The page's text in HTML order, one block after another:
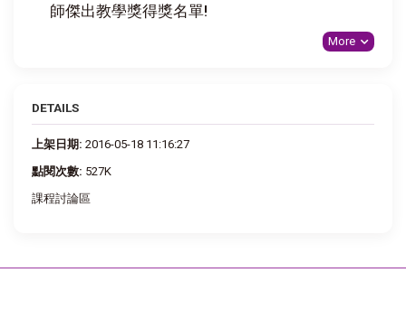
師傑出教學獎得獎名單!
More
DETAILS
上架日期: 2016-05-18 11:16:27
點閱次數: 527K
課程討論區